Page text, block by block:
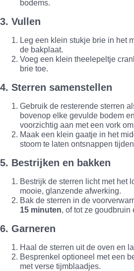
bodems.
3. Vullen
Leg een klein stukje brie in het
de bakplaat.
Voeg een klein theelepeltje
brie toe.
4. Sterren samenstellen
Gebruik de resterende sterren
bovenop elke gevulde bodem
voorzichtig aan met een vork
Maak een klein gaatje in het
stoom te laten ontsnappen
5. Bestrijken en bakken
Bestrijk de sterren licht met het
mooie, glanzende afwerking.
Bak de sterren in de
15 minuten, of tot ze goudbruin
6. Garneren
Haal de sterren uit de oven en
Besprenkel optioneel met een
met verse tijmblaadjes.